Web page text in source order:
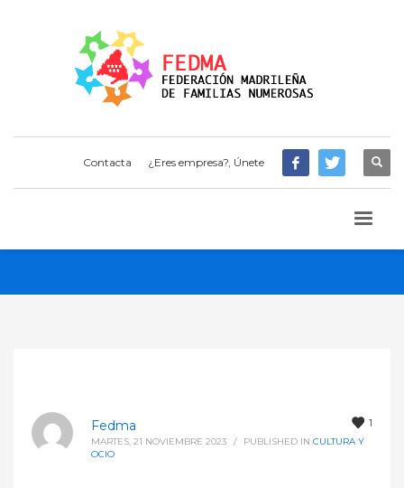
Contacta ¿Eres empresa?, Únete
1
Fedma
MARTES, 21 NOVIEMBRE 2023 / PUBLISHED IN CULTURA Y
OCIO